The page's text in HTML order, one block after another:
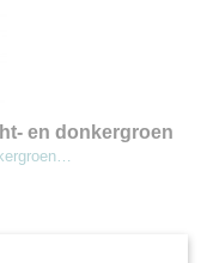
en donkergroen